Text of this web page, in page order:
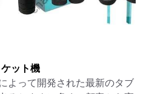
ット機
よって開発された最新のタブ